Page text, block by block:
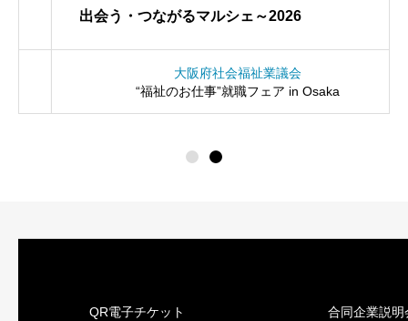
出会う・つながるマルシェ～2026
大阪府社会福祉業議会
“福祉のお仕事”就職フェア in Osaka
QR電子チケット 合同企業説明